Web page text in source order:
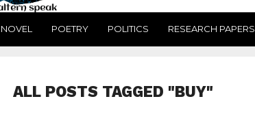
NOVEL POETRY POLITICS RESEARCH PAPERS
ALL POSTS TAGGED "BUY"